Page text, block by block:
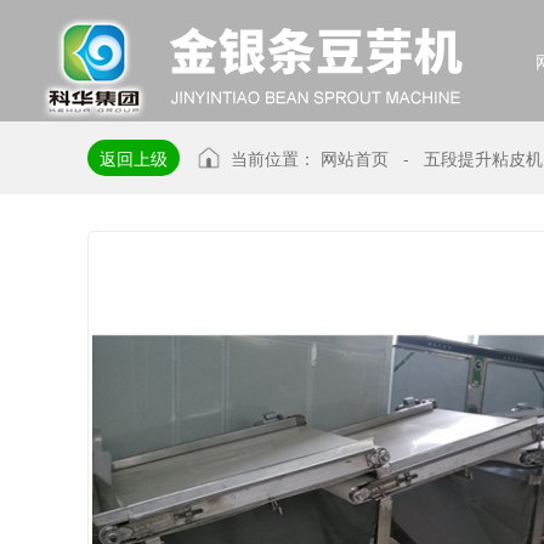
返回上级 当前位置： 网站首页 - 五段提升粘皮机